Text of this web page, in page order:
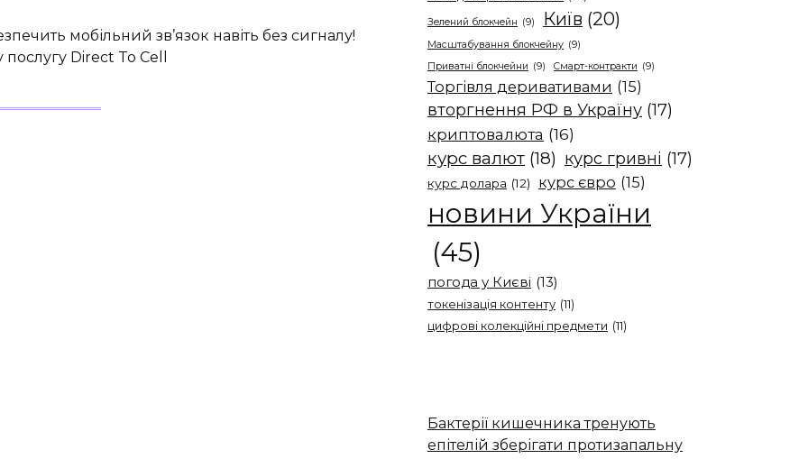
мобільний зв’язок навіть без сигналу!
Direct To Cell
Зелений блокчейн (9) Київ (20)
Масштабування блокчейну (9)
Приватні блокчейни (9) Смарт-контракти (9)
Торгівля деривативами (15)
вторгнення РФ в Україну (17)
криптовалюта (16)
курс валют (18) курс гривні (17)
курс долара (12) курс євро (15)
новини України
(45)
погода у Києві (13)
токенізація контенту (11)
цифрові колекційні предмети (11)
Бактерії кишечника тренують
епітелій зберігати протизапальну